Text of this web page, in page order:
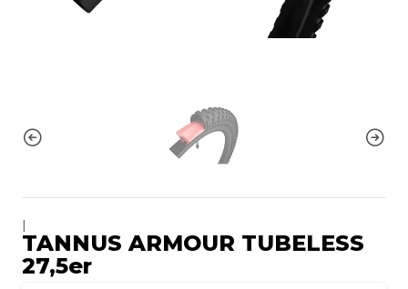
TANNUS ARMOUR TUBELESS
27,5er